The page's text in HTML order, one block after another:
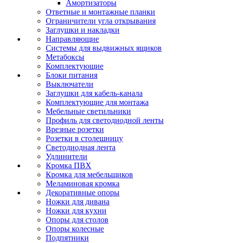
Амортизаторы
Ответные и монтажные планки
Ограничители угла открывания
Заглушки и накладки
Направляющие
Системы для выдвижных ящиков
Метабоксы
Комплектующие
Блоки питания
Выключатели
Заглушки для кабель-канала
Комплектующие для монтажа
Мебельные светильники
Профиль для светодиодной ленты
Врезные розетки
Розетки в столешницу
Светодиодная лента
Удлинители
Кромка ПВХ
Кромка для мебельщиков
Меламиновая кромка
Декоративные опоры
Ножки для дивана
Ножки для кухни
Опоры для столов
Опоры колесные
Подпятники